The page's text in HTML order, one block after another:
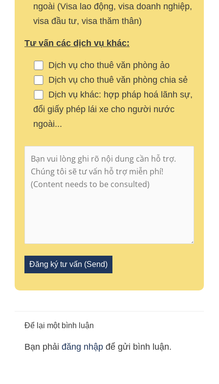
ngoài (Visa lao động, visa doanh nghiệp,
visa đầu tư, visa thăm thân)
Tư vấn các dịch vụ khác:
Dịch vụ cho thuê văn phòng ảo
Dịch vụ cho thuê văn phòng chia sẻ
Dịch vụ khác: hợp pháp hoá lãnh sự,
đổi giấy phép lái xe cho người nước
ngoài...
Để lại một bình luận
Bạn phải đăng nhập để gửi bình luận.